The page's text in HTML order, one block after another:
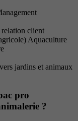
client
Aquaculture
jardins et animaux
pro
?